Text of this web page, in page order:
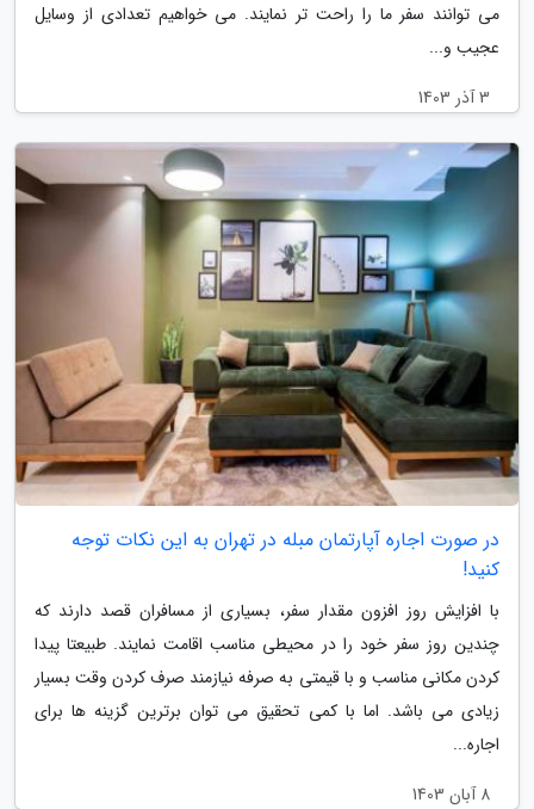
می توانند سفر ما را راحت تر نمایند. می خواهیم تعدادی از وسایل
عجیب و...
3 آذر 1403
در صورت اجاره آپارتمان مبله در تهران به این نکات توجه
کنید!
با افزایش روز افزون مقدار سفر، بسیاری از مسافران قصد دارند که
چندین روز سفر خود را در محیطی مناسب اقامت نمایند. طبیعتا پیدا
کردن مکانی مناسب و با قیمتی به صرفه نیازمند صرف کردن وقت بسیار
زیادی می باشد. اما با کمی تحقیق می توان برترین گزینه ها برای
اجاره...
8 آبان 1403